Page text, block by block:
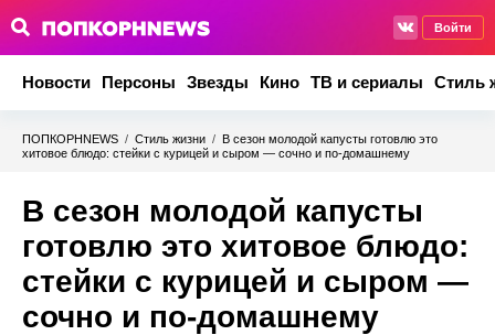
Войти
Новости Персоны Звезды Кино ТВ и сериалы Стиль
ПОПКОРНNEWS / Стиль жизни / В сезон молодой капусты готовлю это
хитовое блюдо: стейки с курицей и сыром — сочно и по-домашнему
В сезон молодой капусты
готовлю это хитовое блюдо:
стейки с курицей и сыром —
сочно и по-домашнему